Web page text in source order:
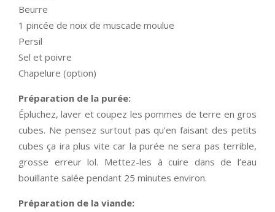
Beurre
1 pincée de noix de muscade moulue
Persil
Sel et poivre
Chapelure (option)
Préparation de la purée:
Épluchez, laver et coupez les pommes de terre en gros
cubes. Ne pensez surtout pas qu’en faisant des petits
cubes ça ira plus vite car la purée ne sera pas terrible,
grosse erreur lol. Mettez-les à cuire dans de l’eau
bouillante salée pendant 25 minutes environ.
Préparation de la viande: